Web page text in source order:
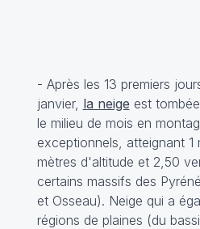
- Après les 13 premiers
janvier, la neige est
le milieu de mois en
exceptionnels, atteignant 1
mètres d'altitude et 2,50
certains massifs des
et Osseau). Neige qui a
régions de plaines (du